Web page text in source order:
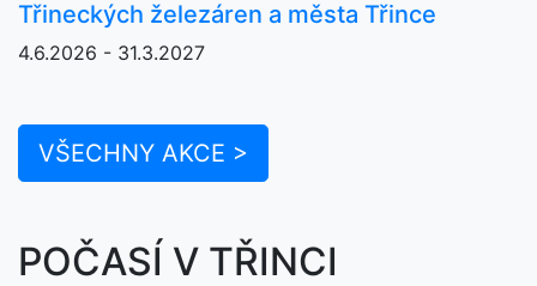
Třineckých železáren a města Třince
4.6.2026 - 31.3.2027
VŠECHNY AKCE >
POČASÍ V TŘINCI